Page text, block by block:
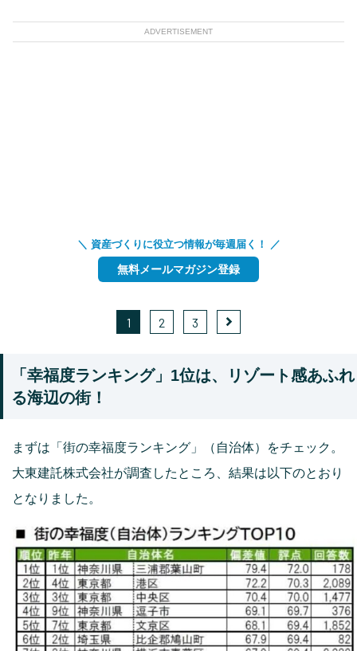
ADVERTISEMENT
＼ 資産づくりに役立つ情報が毎週届く！ ／
無料メールマガジン登録
1 2 3
「幸福度ランキング」1位は、リゾート感あふれ
る海辺の街！
まずは「街の幸福度ランキング」（自治体）をチェック。
大東建託株式会社が調査したところ、結果は以下のとおり
となりました。